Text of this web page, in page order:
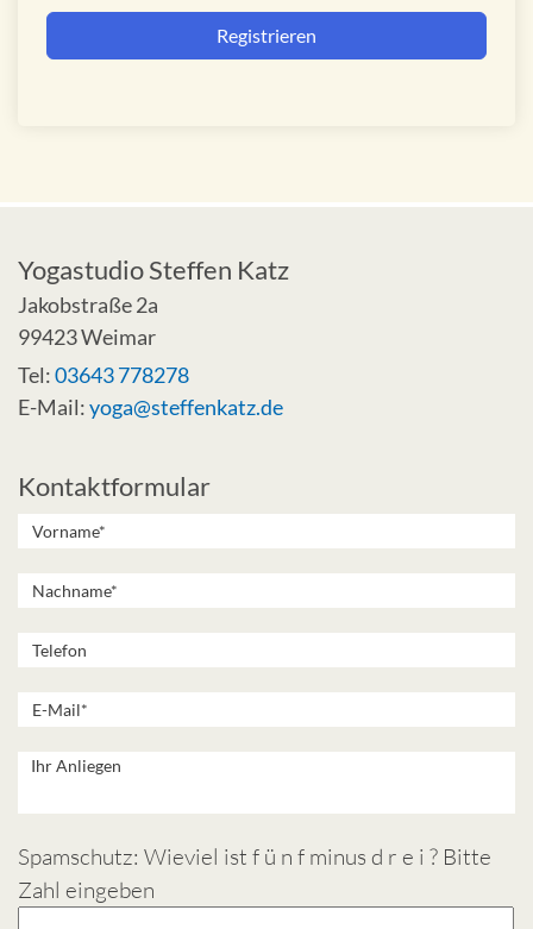
Alternative:
Registrieren
Yogastudio Steffen Katz
Jakobstraße 2a
99423 Weimar
Tel:03643 778278
E-Mail:yoga@steffenkatz.de
Kontaktformular
Spamschutz: Wieviel ist f ü n f minus d r e i ? Bitte
Zahl eingeben